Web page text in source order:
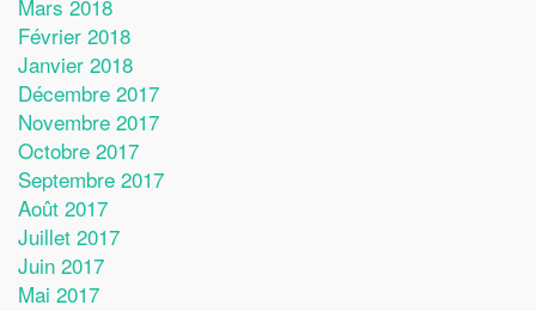
Mars 2018
Février 2018
Janvier 2018
Décembre 2017
Novembre 2017
Octobre 2017
Septembre 2017
Août 2017
Juillet 2017
Juin 2017
Mai 2017